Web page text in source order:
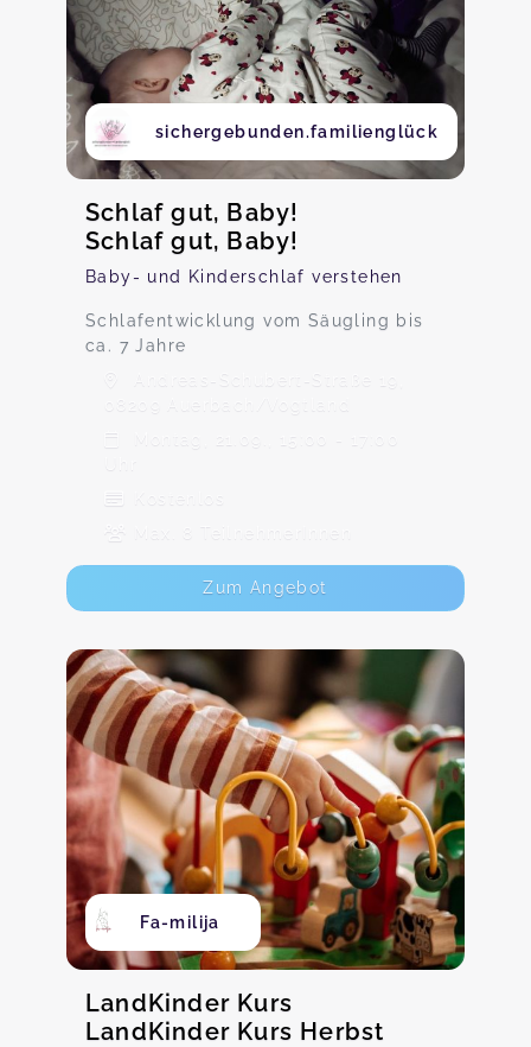
sichergebunden.familienglück
Schlaf gut, Baby!
Schlaf gut, Baby!
Baby- und Kinderschlaf verstehen
Schlafentwicklung vom Säugling bis
ca. 7 Jahre
Andreas-Schubert-Straße 19,
08209 Auerbach/Vogtland
Montag, 21.09., 15:00 - 17:00
Max. 8 TeilnehmerInnen
Zum Angebot
Fa-milija
LandKinder Kurs
LandKinder Kurs Herbst